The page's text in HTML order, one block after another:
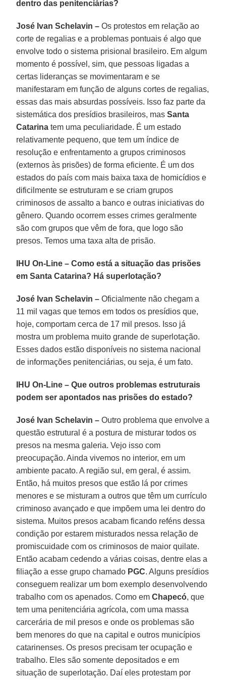
dentro das penitenciárias?
José Ivan Schelavin – Os protestos em relação ao
corte de regalias e a problemas pontuais é algo que
envolve todo o sistema prisional brasileiro. Em algum
momento é possível, sim, que pessoas ligadas a
certas lideranças se movimentaram e se
manifestaram em função de alguns cortes de regalias,
essas das mais absurdas possíveis. Isso faz parte da
sistemática dos presídios brasileiros, masSanta
Catarina tem uma peculiaridade. É um estado
relativamente pequeno, que tem um índice de
resolução e enfrentamento a grupos criminosos
(externos às prisões) de forma eficiente. É um dos
estados do país com mais baixa taxa de homicídios e
dificilmente se estruturam e se criam grupos
criminosos de assalto a banco e outras iniciativas do
gênero. Quando ocorrem esses crimes geralmente
são com grupos que vêm de fora, que logo são
presos. Temos uma taxa alta de prisão.
IHU On-Line– Como está a situação das prisões
em Santa Catarina? Há superlotação?
José Ivan Schelavin – Oficialmente não chegam a
11 mil vagas que temos em todos os presídios que,
hoje, comportam cerca de 17 mil presos. Isso já
mostra um problema muito grande de superlotação.
Esses dados estão disponíveis no sistema nacional
de informações penitenciárias, ou seja, é um fato.
IHU On-Line – Que outros problemas estruturais
podem ser apontados nas prisões do estado?
José Ivan Schelavin – Outro problema que envolve a
questão estrutural é a postura de misturar todos os
presos na mesma galeria. Vejo isso com
preocupação. Ainda vivemos no interior, em um
ambiente pacato. A região sul, em geral, é assim.
Então, há muitos presos que estão lá por crimes
menores e se misturam a outros que têm um currículo
criminoso avançado e que impõem uma lei dentro do
sistema. Muitos presos acabam ficando reféns dessa
condição por estarem misturados nessa relação de
promiscuidade com os criminosos de maior quilate.
Então acabam cedendo a várias coisas, dentre elas a
filiação a esse grupo chamado PGC. Alguns presídios
conseguem realizar um bom exemplo desenvolvendo
trabalho com os apenados. Como emChapecó, que
tem uma penitenciária agrícola, com uma massa
carcerária de mil presos e onde os problemas são
bem menores do que na capital e outros municípios
catarinenses. Os presos precisam ter ocupação e
trabalho. Eles são somente depositados e em
situação de superlotação. Daí eles protestam por